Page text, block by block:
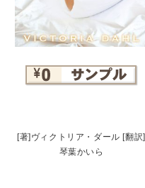
[著]ヴィクトリア・ダール [翻訳]
琴葉かいら